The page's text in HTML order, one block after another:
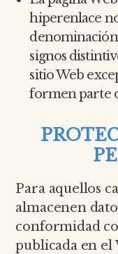
hiperenlace
signos
sitio Web
formen parte
Para aquellos
almacenen
conformidad
publicada en el